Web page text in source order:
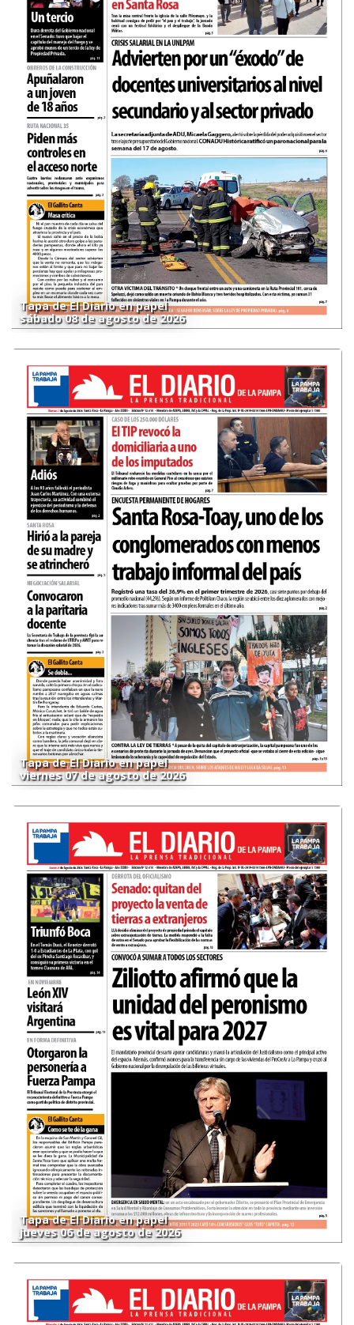
Tapa de El Diario en papel
sábado 08 de agosto de 2026
Tapa de El Diario en papel
viernes 07 de agosto de 2026
Tapa de El Diario en papel
jueves 06 de agosto de 2026